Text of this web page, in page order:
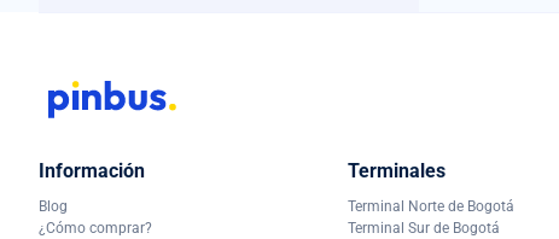
Información
Blog
¿Cómo comprar?
Terminales
Terminal Norte de Bogotá
Terminal Sur de Bogotá